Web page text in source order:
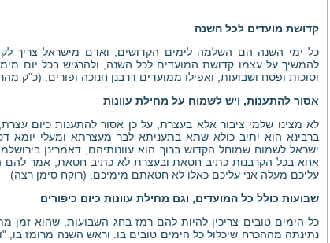
קדושת מועדים לכל השנה
כל ימי השנה הם השלמה לימים הקדושים, ואדם מישראל צריך
להמשיך על עצמו קדושת המועדים לכל השנה, ולהרגיש בכל יום
וסוכות ופסח ושבועות, ואפילו ממועדים דרבנן חנוכה ופורים. (כ"ק
אסור להתענות, ויש לשמוח על מחילת עוונות
לא מצינו שלמי ציבור אלא בעצרת, על כן אסור להתענות כיום
ברבינא הוא יתיב כולא שתא בתעניתא לבר מעצרתא ומעלי יומא
ישראל לשמוח שמוחל הקדוש ברוך הוא עוונותיהם, דאמרינן
אחא בכל הקרבנות כתיב חטאת ובעצרת לא כתיב חטאת, אמר להם
עליכם מעלה אני עליכם כאלו לא חטאתם מימיכם. (רוקח סימן רצה)
שבועות כולל כל המועדים, וגם מחילת עוונות כיום כיפורים
כל הימים טובים צריכין להיות להם רמז בחג השבועות, שהוא זמן
נתינתה מההכרח שיכלול כל הימים טובים בו. וראש השנה מרומז